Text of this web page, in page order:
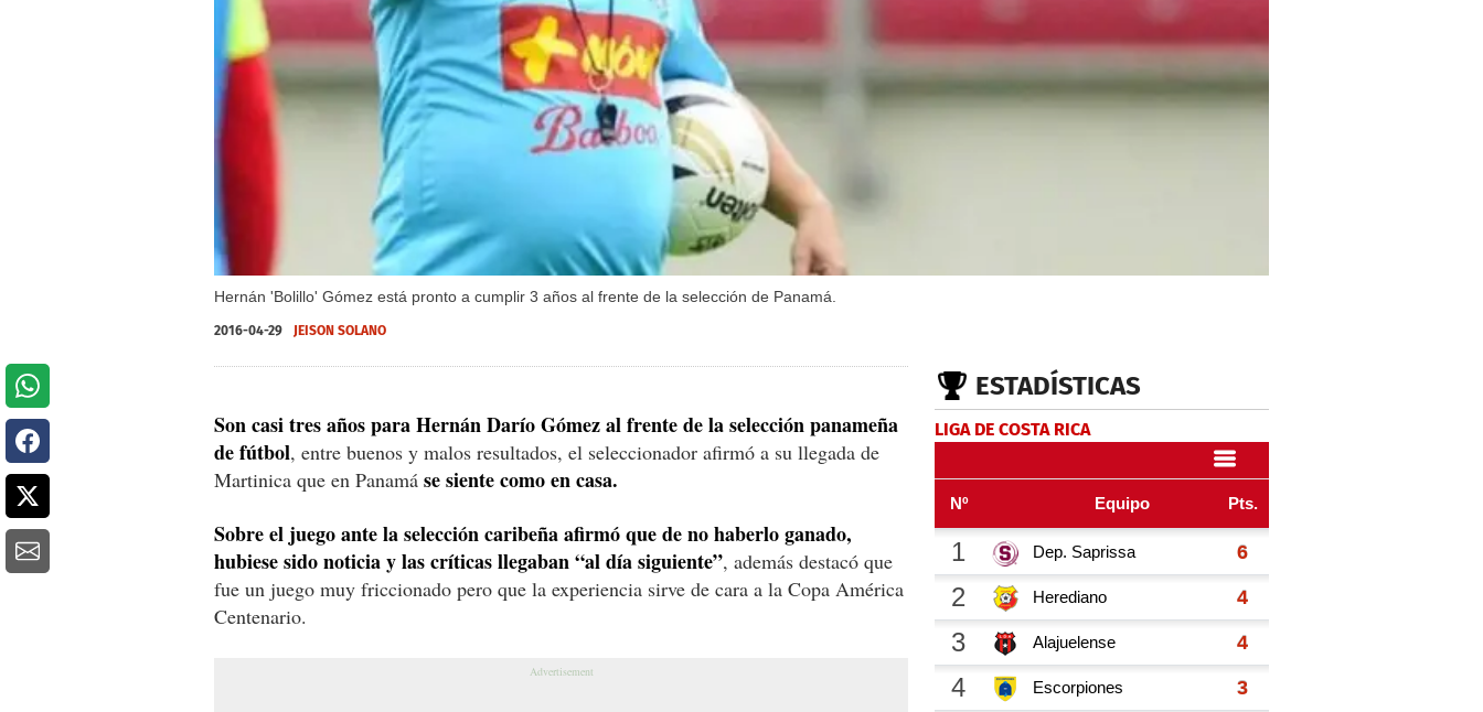
Hernán 'Bolillo' Gómez está pronto a cumplir 3 años al frente de la selección de Panamá.
2016-04-29 JEISON SOLANO
Son casi tres años para Hernán Darío Gómez al frente de la selección panameña
de fútbol, entre buenos y malos resultados, el seleccionador afirmó a su llegada de
Martinica que en Panamá se siente como en casa.
Sobre el juego ante la selección caribeña afirmó que de no haberlo ganado,
hubiese sido noticia y las críticas llegaban “al día siguiente”, además destacó que
fue un juego muy friccionado pero que la experiencia sirve de cara a la Copa América
Centenario.
ESTADÍSTICAS
LIGA DE COSTA RICA